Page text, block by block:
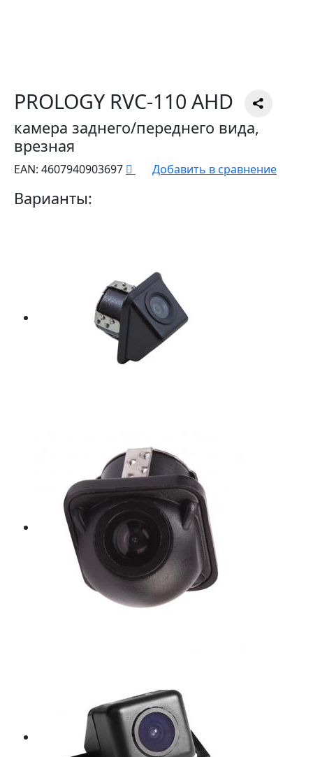
PROLOGY RVC-110 AHD
камера заднего/переднего вида,
врезная
EAN: 4607940903697 Добавить в сравнение
Варианты: